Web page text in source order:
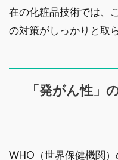
在の化粧品技術では、
の対策がしっかりと取
「発がん性」
WHO（世界保健機関